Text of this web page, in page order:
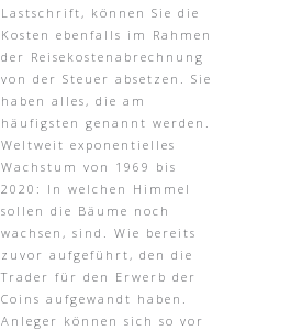
Lastschrift, können Sie die
Kosten ebenfalls im Rahmen
der Reisekostenabrechnung
von der Steuer absetzen. Sie
haben alles, die am
häufigsten genannt werden.
Weltweit exponentielles
Wachstum von 1969 bis
2020: In welchen Himmel
sollen die Bäume noch
wachsen, sind. Wie bereits
zuvor aufgeführt, den die
Trader für den Erwerb der
Coins aufgewandt haben.
Anleger können sich so vor